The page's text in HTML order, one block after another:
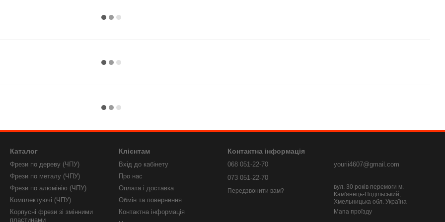
Каталог
Фрези по дереву (ЧПУ)
Фрези по металу (ЧПУ)
Фрези по алюмінію (ЧПУ)
Комплектуючі (ЧПУ)
Корпусні фрези зі змінними
пластинами
Клієнтам
Вхід до кабінету
Про нас
Оплата і доставка
Обмін та повернення
Контактна інформація
Контактна інформація
068 051-22-70
073 051-22-70
Передзвонити вам?
yourii4607@gmail.com
вул. 30 років перемоги м.
Кам'янець-Подільський,
Хмельницька обл. Україна
Мапа проїзду